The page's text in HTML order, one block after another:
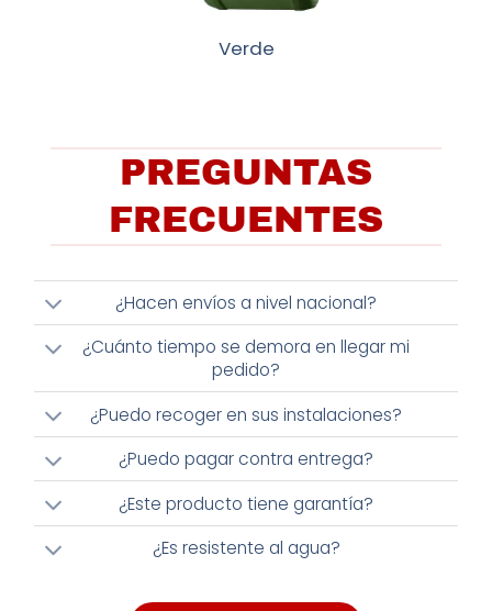
Verde
PREGUNTAS
FRECUENTES
¿Hacen envíos a nivel nacional?
¿Cuánto tiempo se demora en llegar mi
pedido?
¿Puedo recoger en sus instalaciones?
¿Puedo pagar contra entrega?
¿Este producto tiene garantía?
¿Es resistente al agua?